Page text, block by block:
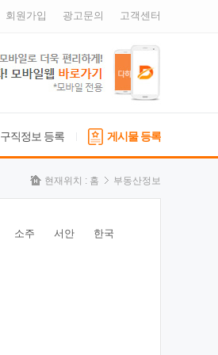
회원가입 광고문의 고객센터
구직정보 등록 게시물 등록
현재위치 : 홈 부동산정보
소주 서안 한국